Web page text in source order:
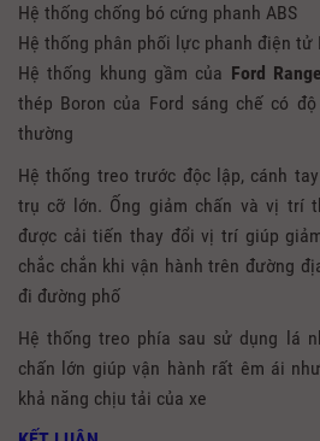
Hệ thống chống bó cứng phanh ABS
Hệ thống phân phối lực phanh điện tử
Hệ thống khung gầm của Ford
thép Boron của Ford sáng chế có
thường
Hệ thống treo trước độc lập, cánh
trụ cỡ lớn. Ống giảm chấn và vị trí
được cải tiến thay đổi vị trí giúp
chắc chắn khi vận hành trên đường
đi đường phố
Hệ thống treo phía sau sử dụng lá
chấn lớn giúp vận hành rất êm ái
khả năng chịu tải của xe